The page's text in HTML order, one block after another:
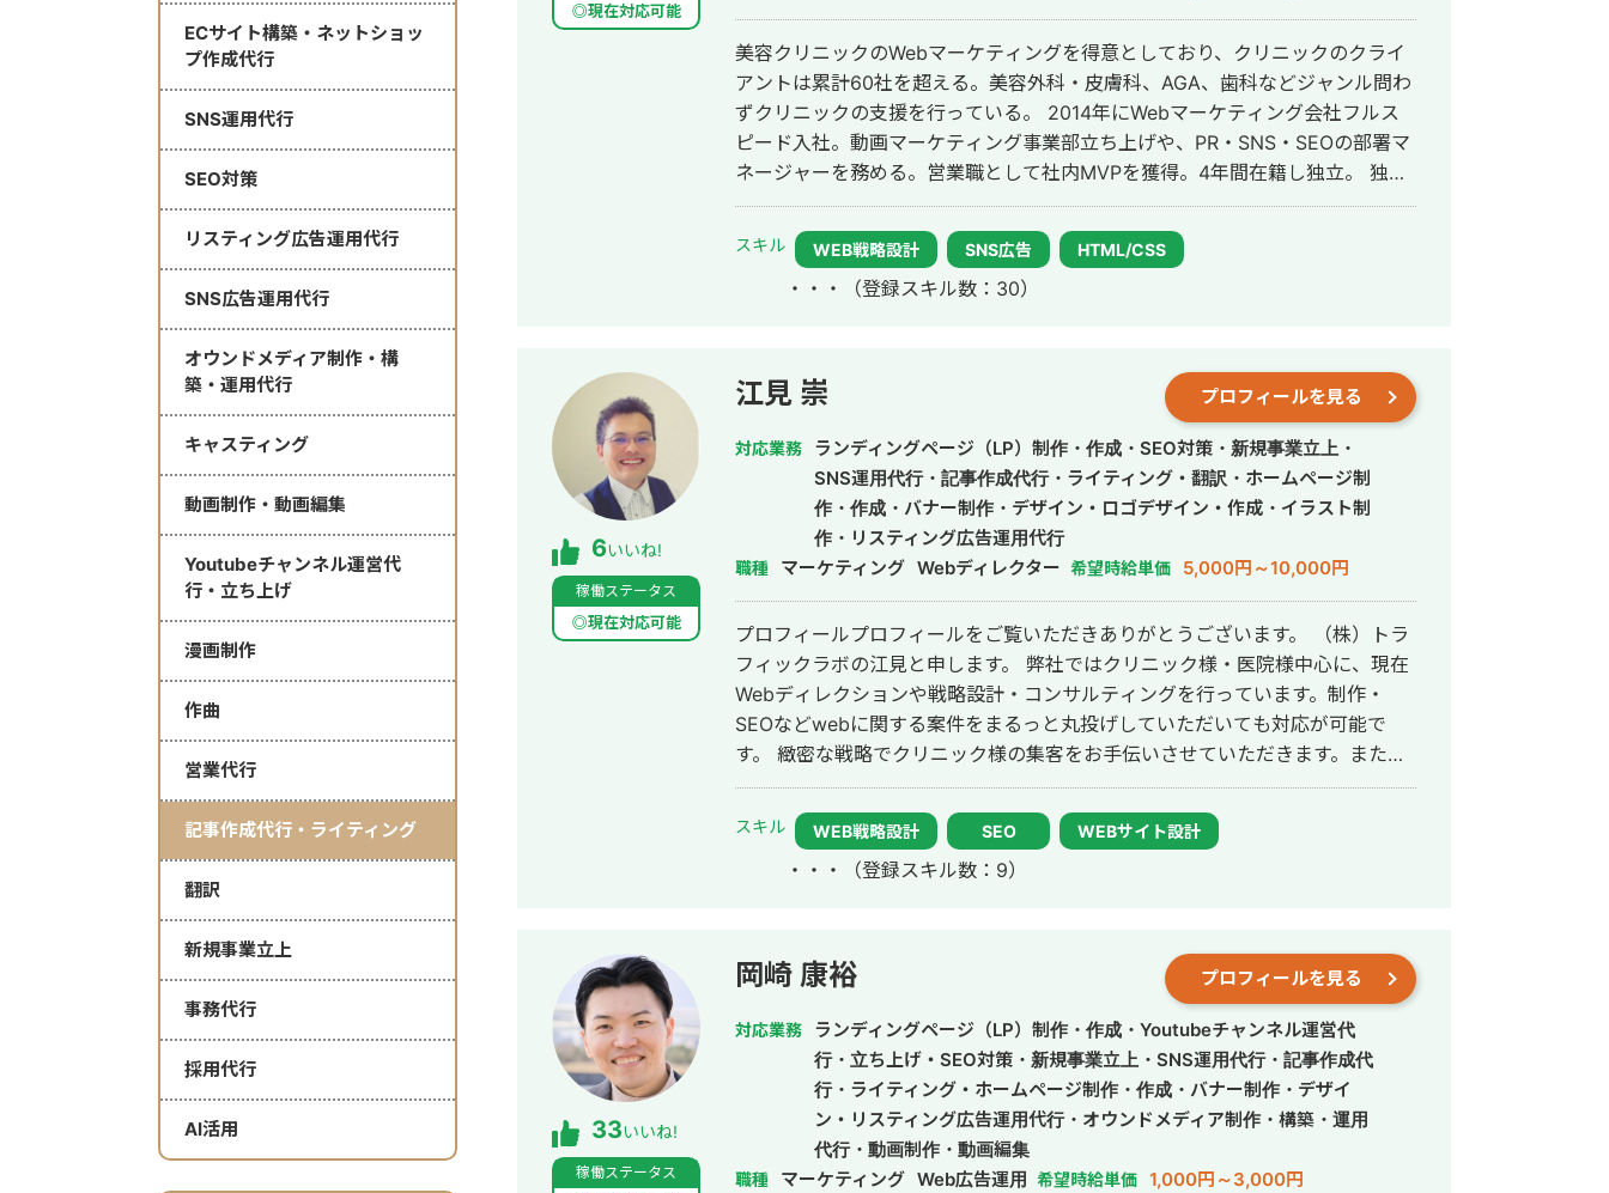
ECサイト構築・ネットショッ
プ作成代行
SNS運用代行
SEO対策
リスティング広告運用代行
SNS広告運用代行
オウンドメディア制作・構
築・運用代行
キャスティング
動画制作・動画編集
Youtubeチャンネル運営代
行・立ち上げ
漫画制作
作曲
営業代行
記事作成代行・ライティング
翻訳
新規事業立上
事務代行
採用代行
AI活用
◎現在対応可能
美容クリニックのWebマーケティングを得意としており、クリニックのクライ
アントは累計60社を超える。美容外科・皮膚科、AGA、歯科などジャンル問わ
ずクリニックの支援を行っている。 2014年にWebマーケティング会社フルス
ピード入社。動画マーケティング事業部立ち上げや、PR・SNS・SEOの部署マ
ネージャーを務める。営業職として社内MVPを獲得。4年間在籍し独立。 独立
後はフリーランスとなり、フロントエンドエンジニア兼総合Webマーケターと
して活動。現在はWebコンサルティング会社を創設し、法人としてStockSunに
スキル WEB戦略設計 SNS広告 HTML/CSS
・・・ （登録スキル数：30）
6いいね!
稼働ステータス
◎現在対応可能
江見 崇 プロフィールを見る
対応業務
ランディングページ（LP）制作・作成・SEO対策・新規事業立上・
SNS運用代行・記事作成代行・ライティング・翻訳・ホームページ制
作・作成・バナー制作・デザイン・ロゴデザイン・作成・イラスト制
作・リスティング広告運用代行
職種 マーケティング Webディレクター 希望時給単価 5,000円～10,000円
プロフィールプロフィールをご覧いただきありがとうございます。 （株）トラ
フィックラボの江見と申します。 弊社ではクリニック様・医院様中心に、現在
Webディレクションや戦略設計・コンサルティングを行っています。制作・
SEOなどwebに関する案件をまるっと丸投げしていただいても対応が可能で
す。 緻密な戦略でクリニック様の集客をお手伝いさせていただきます。また、
常にレスを早めに対応を心がけておりまして24時間365日対応が可能です。 実
際、弊社は地域名＋施術で上位表示が得意得意で、かなりの施術名をハックし
ています。 また、医療広告ガイドライン、薬機法にも対応した知見もあり安全
性にも対応しております。 ■実績■ ・某美容系ビックワードで圏外→10位以内
スキル WEB戦略設計 SEO WEBサイト設計
・・・ （登録スキル数：9）
33いいね!
稼働ステータス
岡崎 康裕 プロフィールを見る
対応業務
ランディングページ（LP）制作・作成・Youtubeチャンネル運営代
行・立ち上げ・SEO対策・新規事業立上・SNS運用代行・記事作成代
行・ライティング・ホームページ制作・作成・バナー制作・デザイ
ン・リスティング広告運用代行・オウンドメディア制作・構築・運用
代行・動画制作・動画編集
職種 マーケティング Web広告運用 希望時給単価 1,000円～3,000円